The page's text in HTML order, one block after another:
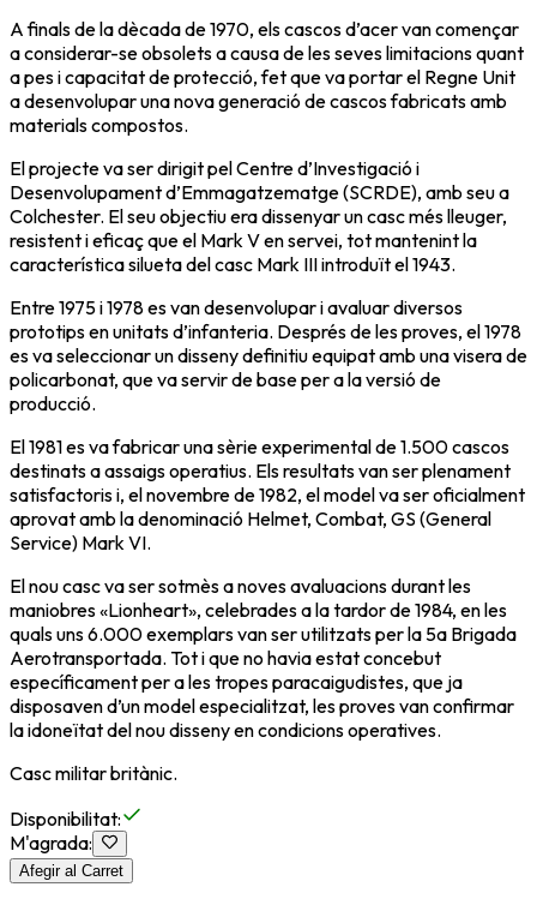
A finals de la dècada de 1970, els cascos d’acer van començar
a considerar-se obsolets a causa de les seves limitacions quant
a pes i capacitat de protecció, fet que va portar el Regne Unit
a desenvolupar una nova generació de cascos fabricats amb
materials compostos.
El projecte va ser dirigit pel Centre d’Investigació i
Desenvolupament d’Emmagatzematge (SCRDE), amb seu a
Colchester. El seu objectiu era dissenyar un casc més lleuger,
resistent i eficaç que el Mark V en servei, tot mantenint la
característica silueta del casc Mark III introduït el 1943.
Entre 1975 i 1978 es van desenvolupar i avaluar diversos
prototips en unitats d’infanteria. Després de les proves, el 1978
es va seleccionar un disseny definitiu equipat amb una visera de
policarbonat, que va servir de base per a la versió de
producció.
El 1981 es va fabricar una sèrie experimental de 1.500 cascos
destinats a assaigs operatius. Els resultats van ser plenament
satisfactoris i, el novembre de 1982, el model va ser oficialment
aprovat amb la denominació Helmet, Combat, GS (General
Service) Mark VI.
El nou casc va ser sotmès a noves avaluacions durant les
maniobres «Lionheart», celebrades a la tardor de 1984, en les
quals uns 6.000 exemplars van ser utilitzats per la 5a Brigada
Aerotransportada. Tot i que no havia estat concebut
específicament per a les tropes paracaigudistes, que ja
disposaven d’un model especialitzat, les proves van confirmar
la idoneïtat del nou disseny en condicions operatives.
Casc militar britànic.
Disponibilitat:
M'agrada:
Afegir al Carret